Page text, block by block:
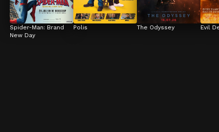
Spider-Man: Brand
New Day
Polis The Odyssey Evil